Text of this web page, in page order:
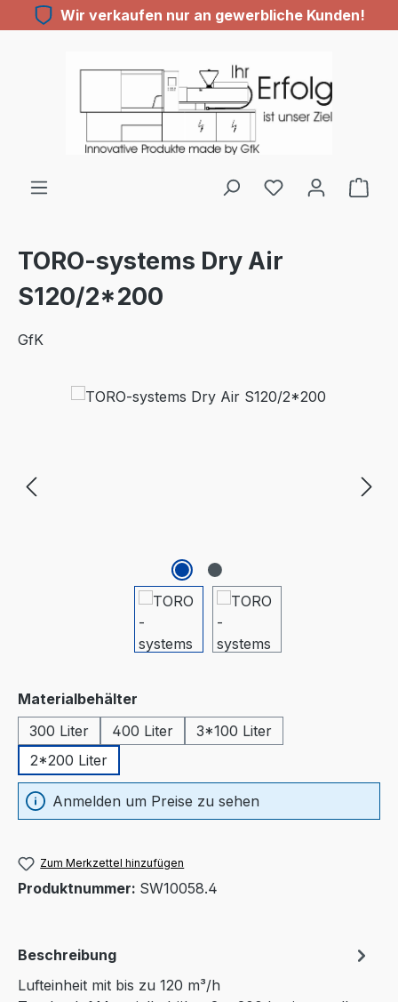
Zum Hauptinhalt springen
Wir verkaufen nur an gewerbliche Kunden!
TORO-systems Dry Air
S120/2*200
GfK
Bildergalerie überspringen
Materialbehälter
300 Liter
400 Liter
3*100 Liter
2*200 Liter
Anmelden um Preise zu sehen
Zum Merkzettel hinzufügen
Produktnummer: SW10058.4
Beschreibung
Lufteinheit mit bis zu 120 m³/h